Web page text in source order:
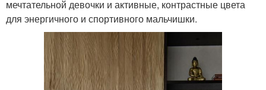
мечтательной девочки и активные, контрастные цвета
для энергичного и спортивного мальчишки.